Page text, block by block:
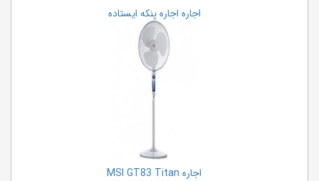
اجاره تخته وایت برد